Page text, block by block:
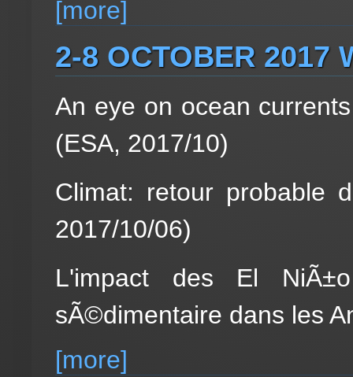
[more]
2-8 OCTOBER 2017
An eye on ocean
(ESA, 2017/10)
Climat: retour probable
2017/10/06)
L'impact des El
sÃ©dimentaire dans les
[more]